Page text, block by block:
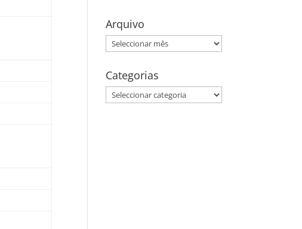
Arquivo
Arquivo
Categorias
Categorias